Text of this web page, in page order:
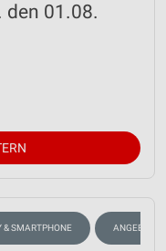
den 01.08.
& SMARTPHONE ANGEBOTE